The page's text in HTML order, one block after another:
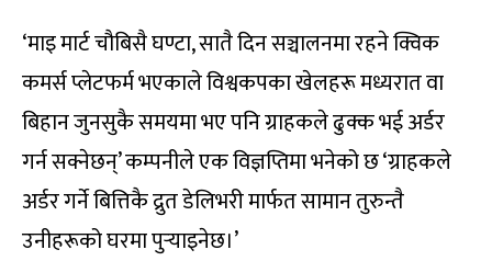
‘माइ मार्ट चौबिसै घण्टा, सातै दिन सञ्चालनमा रहने क्विक
कमर्स प्लेटफर्म भएकाले विश्वकपका खेलहरू मध्यरात वा
बिहान जुनसुकै समयमा भए पनि ग्राहकले ढुक्क भई अर्डर
गर्न सक्नेछन्’ कम्पनीले एक विज्ञप्तिमा भनेको छ ‘ग्राहकले
अर्डर गर्ने बित्तिकै द्रुत डेलिभरी मार्फत सामान तुरुन्तै
उनीहरूको घरमा पुर्‍याइनेछ।’